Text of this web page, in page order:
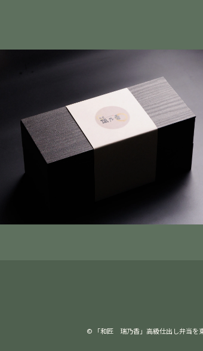
© 「和匠 瑞乃香」高級仕出し弁当を